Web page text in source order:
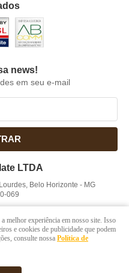
news!
em seu e-mail
LTDA
Lourdes, Belo Horizonte - MG
069
melhor experiência em nosso site. Isso
e cookies de publicidade que podem
consulte nossa Política de